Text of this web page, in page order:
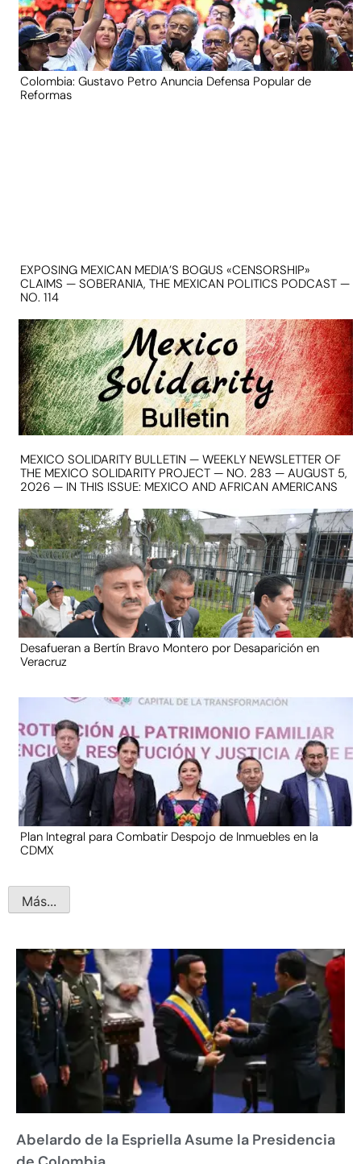
Colombia: Gustavo Petro Anuncia Defensa Popular de
Reformas
EXPOSING MEXICAN MEDIA’S BOGUS «CENSORSHIP»
CLAIMS — SOBERANIA, THE MEXICAN POLITICS PODCAST —
NO. 114
MEXICO SOLIDARITY BULLETIN — WEEKLY NEWSLETTER OF
THE MEXICO SOLIDARITY PROJECT — NO. 283 — AUGUST 5,
2026 — IN THIS ISSUE: MEXICO AND AFRICAN AMERICANS
Desafueran a Bertín Bravo Montero por Desaparición en
Veracruz
Plan Integral para Combatir Despojo de Inmuebles en la
CDMX
Más...
Abelardo de la Espriella Asume la Presidencia